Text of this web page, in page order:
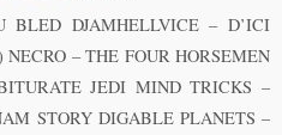
BLED DJAMHELLVICE – D’ICI
– THE FOUR HORSEMEN
JEDI MIND TRICKS –
STORY DIGABLE PLANETS –